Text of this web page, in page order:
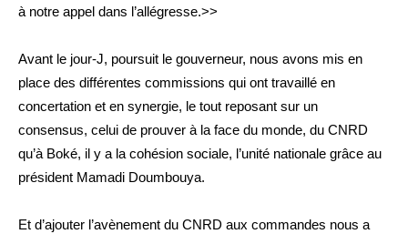
à notre appel dans l’allégresse.>>
Avant le jour-J, poursuit le gouverneur, nous avons mis en
place des différentes commissions qui ont travaillé en
concertation et en synergie, le tout reposant sur un
consensus, celui de prouver à la face du monde, du CNRD
qu’à Boké, il y a la cohésion sociale, l’unité nationale grâce au
président Mamadi Doumbouya.
Et d’ajouter l’avènement du CNRD aux commandes nous a